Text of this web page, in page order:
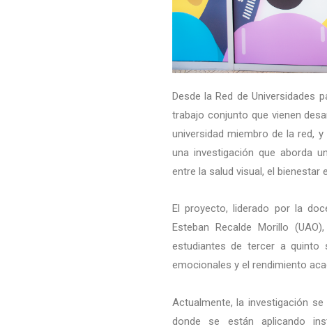
Desde la Red de Universidades
trabajo conjunto que vienen
universidad miembro de la red,
una investigación que aborda
entre la salud visual, el bienestar
El proyecto, liderado por la
Esteban Recalde Morillo
estudiantes de tercer a quinto
emocionales y el rendimiento
Actualmente, la investigación
donde se están aplicando